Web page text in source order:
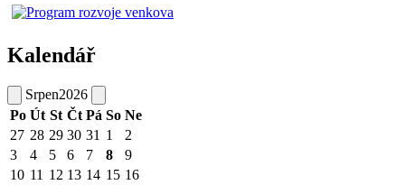
Kalendář
Srpen2026
Po Út St Čt Pá So Ne
27 28 29 30 31 1
2
3
4 5 6 7 8
9
10 11 12 13 14 15 16